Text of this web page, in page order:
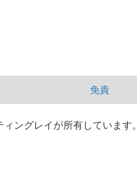
免責
ングレイが所有しています。